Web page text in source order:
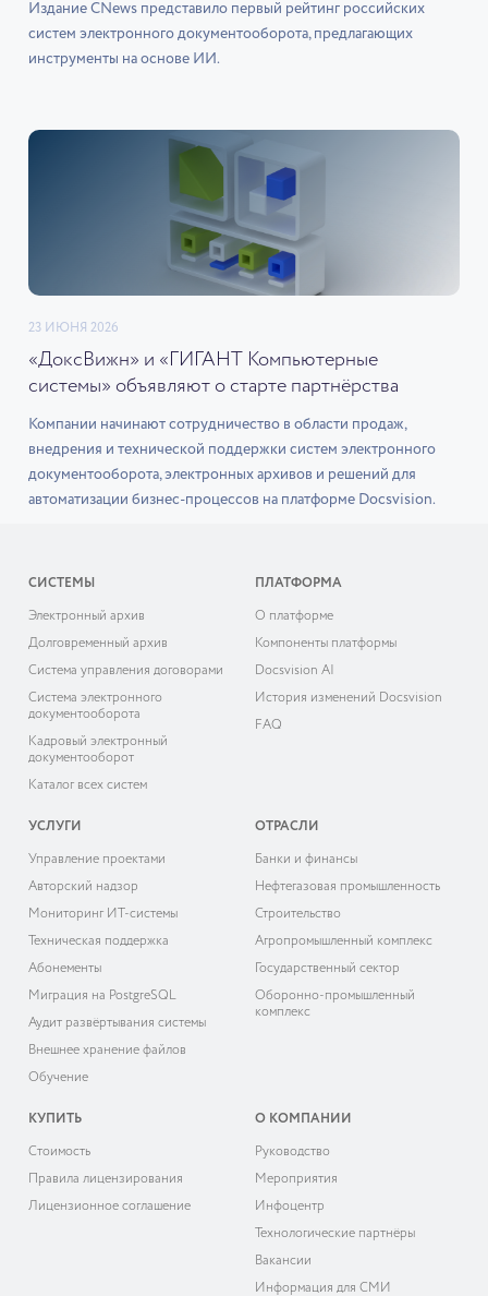
Издание CNews представило первый рейтинг российских
систем электронного документооборота, предлагающих
инструменты на основе ИИ.
23 ИЮНЯ 2026
«ДоксВижн» и «ГИГАНТ Компьютерные
системы» объявляют о старте партнёрства
Компании начинают сотрудничество в области продаж,
внедрения и технической поддержки систем электронного
документооборота, электронных архивов и решений для
автоматизации бизнес-процессов на платформе Docsvision.
СИСТЕМЫ
Электронный архив
Долговременный архив
Система управления договорами
Система электронного
документооборота
Кадровый электронный
документооборот
Каталог всех систем
ПЛАТФОРМА
О платформе
Компоненты платформы
Docsvision AI
История изменений Docsvision
FAQ
УСЛУГИ
Управление проектами
Авторский надзор
Мониторинг ИТ-системы
Техническая поддержка
Абонементы
Миграция на PostgreSQL
Аудит развёртывания системы
Внешнее хранение файлов
Обучение
ОТРАСЛИ
Банки и финансы
Нефтегазовая промышленность
Строительство
Агропромышленный комплекс
Государственный сектор
Оборонно-промышленный
комплекс
КУПИТЬ
Cтоимость
Правила лицензирования
Лицензионное соглашение
О КОМПАНИИ
Руководство
Мероприятия
Инфоцентр
Технологические партнёры
Вакансии
Информация для СМИ